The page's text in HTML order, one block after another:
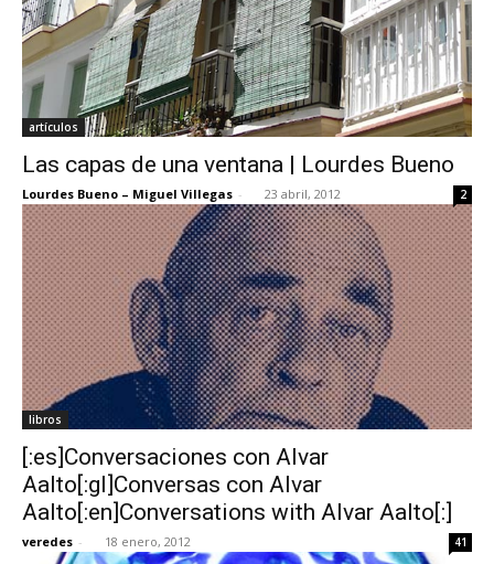
artículos
Las capas de una ventana | Lourdes Bueno
Lourdes Bueno – Miguel Villegas - 23 abril, 2012 2
libros
[:es]Conversaciones con Alvar
Aalto[:gl]Conversas con Alvar
Aalto[:en]Conversations with Alvar Aalto[:]
veredes - 18 enero, 2012 41